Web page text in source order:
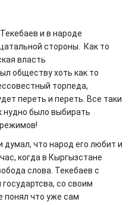
и в народе
стороны. Как то
власть
обществу хоть как то
торпеда,
переть и переть. Все таки
нудно было выбирать
думал, что народ его любит и
когда в Кыргызстане
слова. Текебаев с
со своим
понял что уже сам